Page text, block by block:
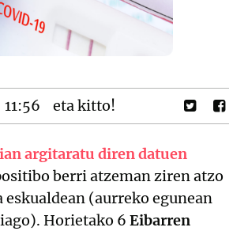
11:56 eta kitto!
argitaratu diren datuen
berri atzeman ziren atzo
eskualdean (aurreko egunean
Horietako 6 Eibarren